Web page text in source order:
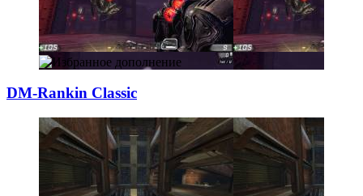
DM-Rankin Classi­c